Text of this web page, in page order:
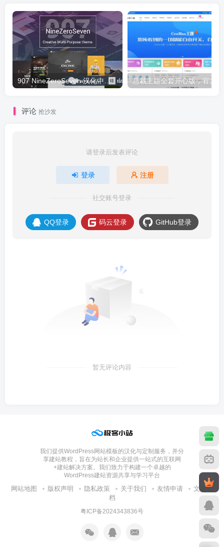
907 NineZeroSeven 汉化中文版|多用途多功能企业WordPress主题下载
评论 抢沙发
请登录后发表评论
登录 注册
社交账号登录
QQ登录 码云登录 GitHub登录
暂无评论内容
我们提供WordPress网站模板的汉化与定制服务，并分
享建站教程，旨在为站长和企业提供一站式的互联网
+建站解决方案。我们致力于构建一个卓越的
WordPress建站资源共享与学习平台
网站地图 版权声明 隐私政策 关于我们 友情申请
文章归
档
粤ICP备2024343836号